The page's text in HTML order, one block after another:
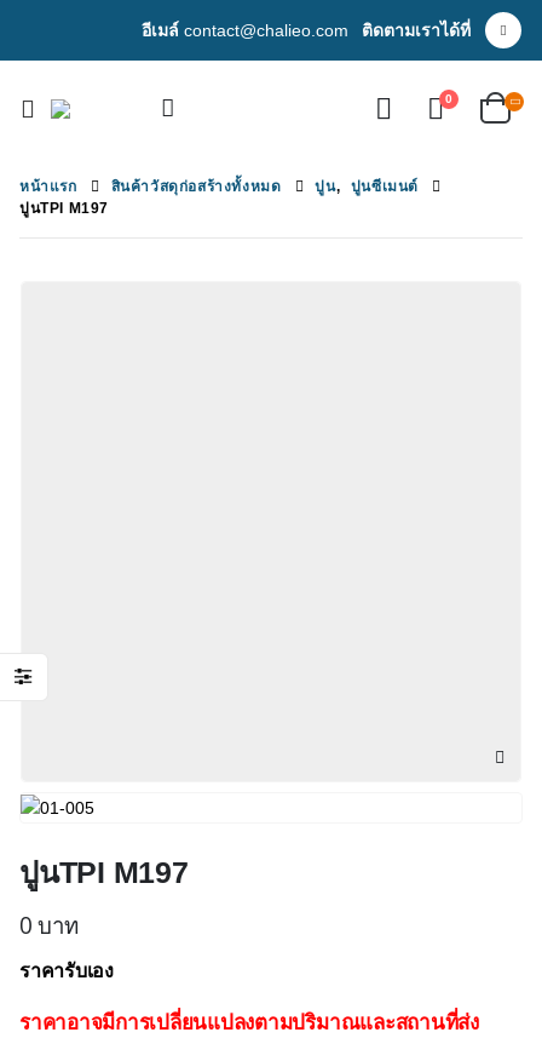
อีเมล์contact@chalieo.com ติดตามเราได้ที่
0
หน้าแรก สินค้าวัสดุก่อสร้างทั้งหมด ปูน,
ปูนซีเมนต์
ปูนTPI M197
ปูนTPI M197
0บาท
ราคารับเอง
ราคาอาจมีการเปลี่ยนแปลงตามปริมาณและสถานที่ส่ง